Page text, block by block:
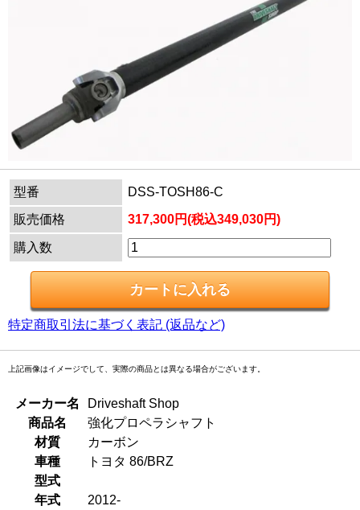
型番
DSS-TOSH86-C
販売価格
317,300円(税込349,030円)
購入数
特定商取引法に基づく表記 (返品など)
上記画像はイメージでして、実際の商品とは異なる場合がございます。
メーカー名
Driveshaft Shop
商品名
強化プロペラシャフト
材質
カーボン
車種
トヨタ 86/BRZ
型式
年式
2012-